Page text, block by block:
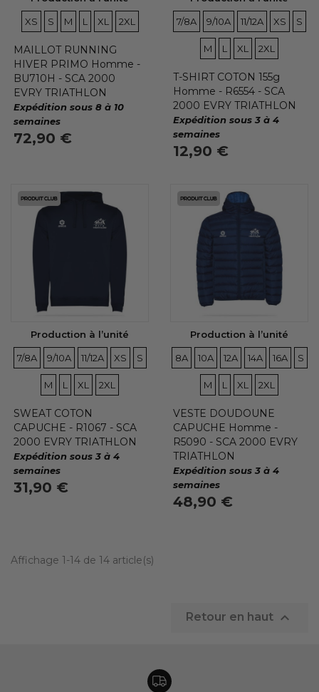
TAILLES
XS
TAILLES
S
TAILLES
M
TAILLES
L
TAILLES
XL
TAILLES
2XL
MAILLOT RUNNING
HIVER PRIMO Homme -
BU710H - SCA 2000
EVRY TRIATHLON
Expédition sous 8 à 10
semaines
72,90 €
TAILLES
7/8A
TAILLES
9/10A
TAILLES
11/12A
TAILLES
XS S
M
TAILLES
L
TAILLES
XL
TAILLES
2XL
T-SHIRT COTON 155g
Homme - R6554 - SCA
2000 EVRY TRIATHLON
Expédition sous 3 à 4
semaines
12,90 €
Production à l’unité
TAILLES
7/8A
TAILLES
9/10A
TAILLES
11/12A
TAILLES
XS
TAILLES
S
TAILLES
M
TAILLES
L
TAILLES
XL
TAILLES
2XL
SWEAT COTON
CAPUCHE - R1067 - SCA
2000 EVRY TRIATHLON
Expédition sous 3 à 4
semaines
31,90 €
Production à l’unité
TAILLES
8A
TAILLES
10A
TAILLES
12A
TAILLES
14A
TAILLES
16A S
TAILLES
M
TAILLES
L
TAILLES
XL
TAILLES
2XL
VESTE DOUDOUNE
CAPUCHE Homme -
R5090 - SCA 2000 EVRY
TRIATHLON
Expédition sous 3 à 4
semaines
48,90 €
Affichage 1-14 de 14 article(s)
Retour en haut 